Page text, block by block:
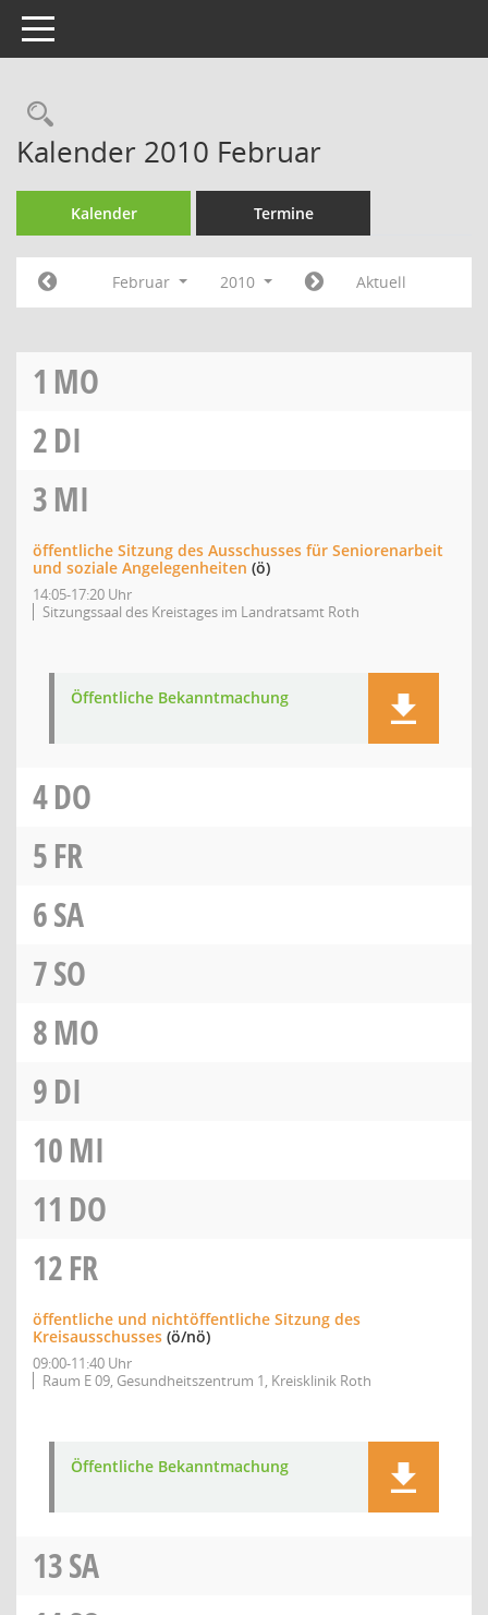
Toggle navigation
Rechercheauswahl
Kalender 2010 Februar
Kalender Termine
Februar 2010 Aktuell
1 MO
2DI
3MI
öffentliche Sitzung des Ausschusses für Seniorenarbeit
und soziale Angelegenheiten (ö)
14:05-17:20 Uhr
Sitzungssaal des Kreistages im Landratsamt Roth
Öffentliche Bekanntmachung
4DO
5FR
6SA
7SO
8MO
9DI
10MI
11 DO
12FR
öffentliche und nichtöffentliche Sitzung des
Kreisausschusses (ö/nö)
09:00-11:40 Uhr
Raum E 09, Gesundheitszentrum 1, Kreisklinik Roth
Öffentliche Bekanntmachung
13SA